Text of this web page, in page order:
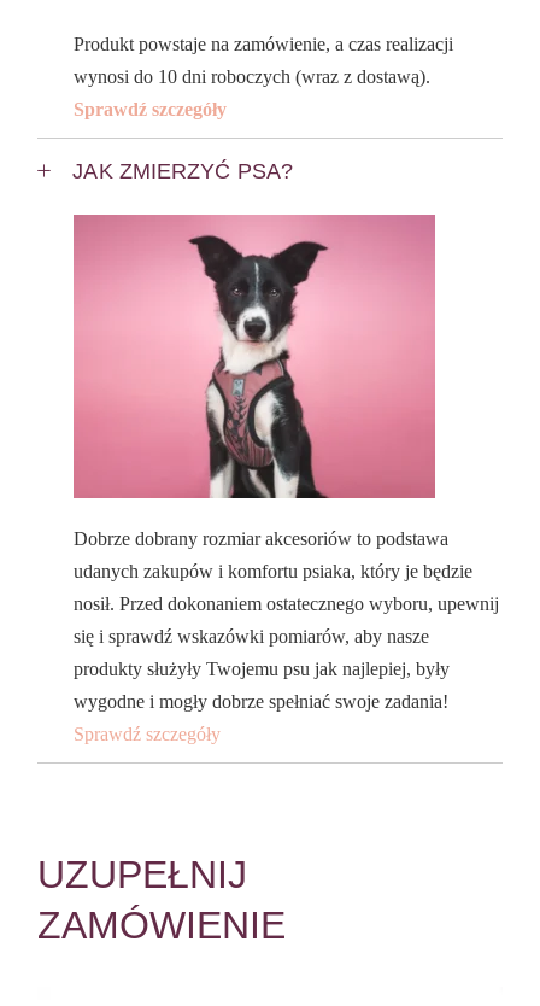
Produkt powstaje na zamówienie, a czas realizacji
wynosi do 10 dni roboczych (wraz z dostawą).
Sprawdź szczegóły
JAK ZMIERZYĆ PSA?
Dobrze dobrany rozmiar akcesoriów to podstawa
udanych zakupów i komfortu psiaka, który je będzie
nosił. Przed dokonaniem ostatecznego wyboru, upewnij
się i sprawdź wskazówki pomiarów, aby nasze
produkty służyły Twojemu psu jak najlepiej, były
wygodne i mogły dobrze spełniać swoje zadania!
Sprawdź szczegóły
UZUPEŁNIJ
ZAMÓWIENIE